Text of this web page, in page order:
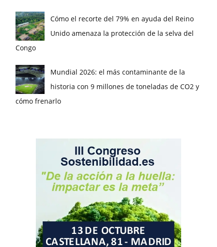
Cómo el recorte del 79% en ayuda del Reino
Unido amenaza la protección de la selva del
Congo
Mundial 2026: el más contaminante de la
historia con 9 millones de toneladas de CO2 y
cómo frenarlo